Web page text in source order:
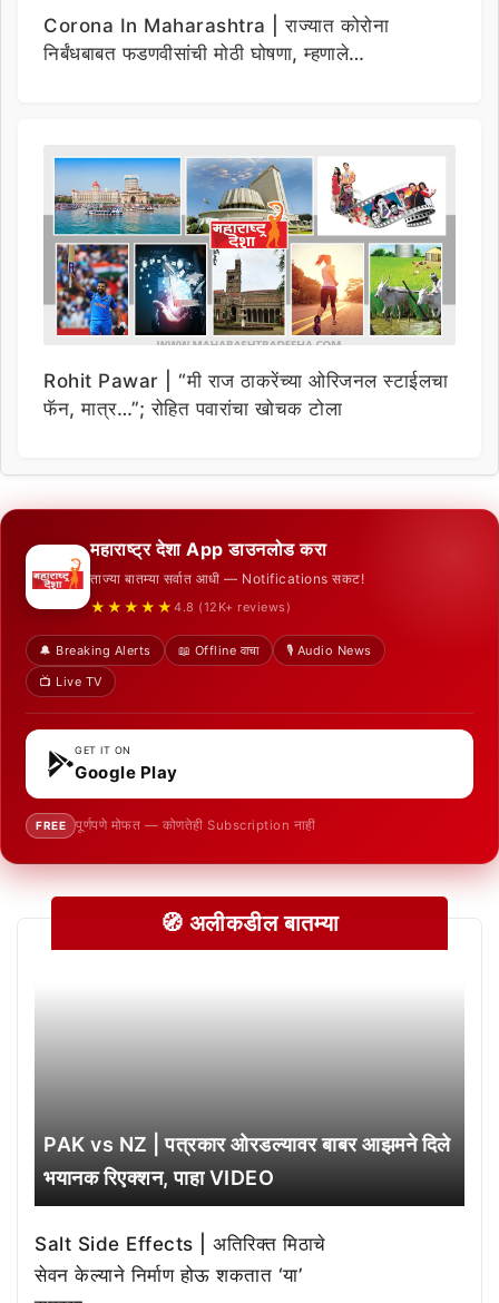
Corona In Maharashtra | राज्यात कोरोना
निर्बंधबाबत फडणवीसांची मोठी घोषणा, म्हणाले…
Rohit Pawar | “मी राज ठाकरेंच्या ओरिजनल स्टाईलचा
फॅन, मात्र…”; रोहित पवारांचा खोचक टोला
महाराष्ट्र देशा App डाउनलोड करा
ताज्या बातम्या सर्वात आधी — Notifications सकट!
★★★★★ 4.8 (12K+ reviews)
🔔 Breaking Alerts 📖 Offline वाचा
🎙️ Audio News
📺 Live TV
GET IT ON
Google Play
FREE पूर्णपणे मोफत — कोणतेही Subscription नाही
🧭 अलीकडील बातम्या
PAK vs NZ | पत्रकार ओरडल्यावर बाबर आझमने दिले
भयानक रिएक्शन, पाहा VIDEO
Salt Side Effects | अतिरिक्त मिठाचे
सेवन केल्याने निर्माण होऊ शकतात ‘या’